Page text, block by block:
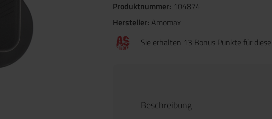
Produktnummer: 104874
Hersteller: Amomax
Sie erhalten 13 Bonus Punkte für
Beschreibung